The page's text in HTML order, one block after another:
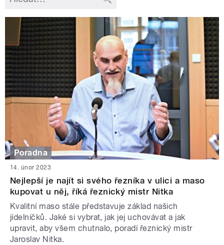
Poradna
14. únor 2023
Nejlepší je najít si svého řezníka v ulici a maso
kupovat u něj, říká řeznický mistr Nitka
Kvalitní maso stále představuje základ našich
jídelníčků. Jaké si vybrat, jak jej uchovávat a jak
upravit, aby všem chutnalo, poradí řeznický mistr
Jaroslav Nitka.